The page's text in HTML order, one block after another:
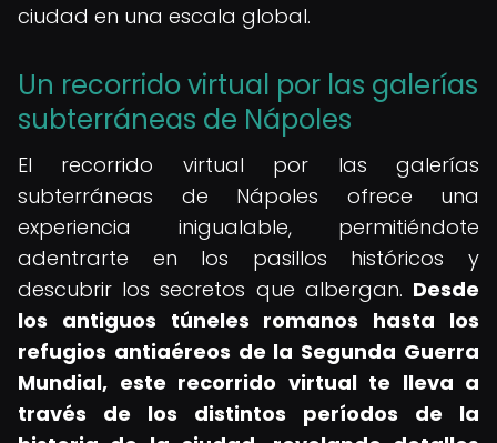
ciudad en una escala global.
Un recorrido virtual por las galerías
subterráneas de Nápoles
El recorrido virtual por las galerías
subterráneas de Nápoles ofrece una
experiencia inigualable, permitiéndote
adentrarte en los pasillos históricos y
descubrir los secretos que albergan. Desde
los antiguos túneles romanos hasta los
refugios antiaéreos de la Segunda Guerra
Mundial, este recorrido virtual te lleva a
través de los distintos períodos de la